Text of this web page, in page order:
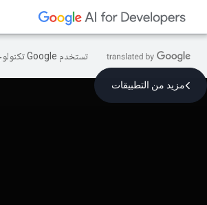
تستخدم Google تكنولوجيا الذكاء الاصطناعي لترجمة المحتوى إلى لغتك المفضّلة، وقد تتضمّن بعض الأخطاء.
مزيد من التطبيقات